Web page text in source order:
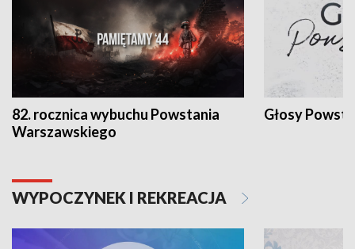
82. rocznica wybuchu Powstania
Warszawskiego
Głosy
WYPOCZYNEK I REKREACJA